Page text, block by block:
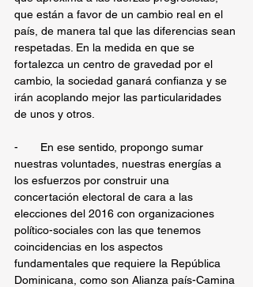
que están a favor de un cambio real en el
país, de manera tal que las diferencias sean
respetadas. En la medida en que se
fortalezca un centro de gravedad por el
cambio, la sociedad ganará confianza y se
irán acoplando mejor las particularidades
de unos y otros.
-       En ese sentido, propongo sumar
nuestras voluntades, nuestras energías a
los esfuerzos por construir una
concertación electoral de cara a las
elecciones del 2016 con organizaciones
político-sociales con las que tenemos
coincidencias en los aspectos
fundamentales que requiere la República
Dominicana, como son Alianza país-Camina